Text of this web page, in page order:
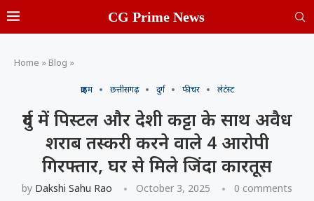
CG Prime News
Home » Blog »
क्राइम छत्तीसगढ़ दुर्ग फीचर लेटेस्ट
दुर्ग में पिस्टल और देशी कट्टा के साथ अवैध
शराब तस्करी करने वाले 4 आरोपी
गिरफ्तार, घर से मिले जिंदा कारतूस
by Dakshi Sahu Rao October 3, 2025 0 comments